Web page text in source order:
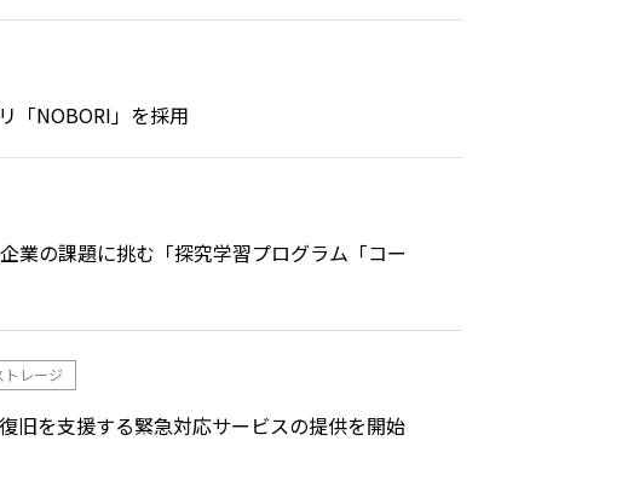
「NOBORI」を採用
業の課題に挑む「探究学習プログラム「コー
トレージ
旧を支援する緊急対応サービスの提供を開始